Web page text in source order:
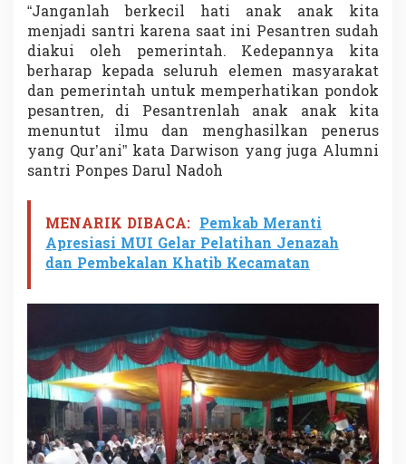
“Janganlah berkecil hati anak anak kita
menjadi santri karena saat ini Pesantren sudah
diakui oleh pemerintah. Kedepannya kita
berharap kepada seluruh elemen masyarakat
dan pemerintah untuk memperhatikan pondok
pesantren, di Pesantrenlah anak anak kita
menuntut ilmu dan menghasilkan penerus
yang Qur’ani” kata Darwison yang juga Alumni
santri Ponpes Darul Nadoh
MENARIK DIBACA: Pemkab Meranti
Apresiasi MUI Gelar Pelatihan Jenazah
dan Pembekalan Khatib Kecamatan